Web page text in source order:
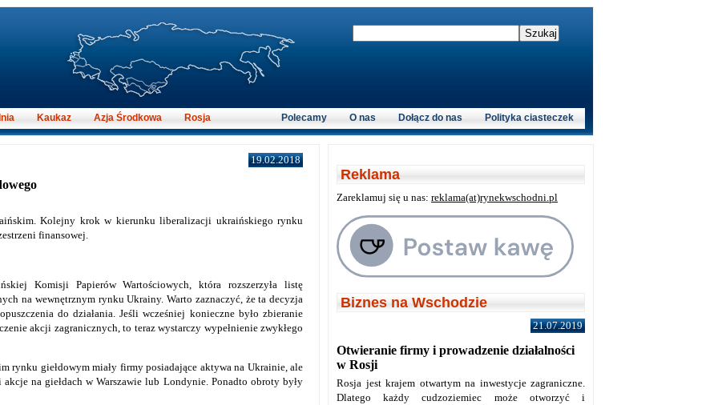
19.02.2018
Kolejny krok w kierunku liberalizacji ukraińskiego rynku
finansowej.
Komisji Papierów Wartościowych, która rozszerzyła listę
na wewnętrznym rynku Ukrainy. Warto zaznaczyć, że ta decyzja
do działania. Jeśli wcześniej konieczne było zbieranie
akcji zagranicznych, to teraz wystarczy wypełnienie zwykłego
rynku giełdowym miały firmy posiadające aktywa na Ukrainie, ale
na giełdach w Warszawie lub Londynie. Ponadto obroty były
Kaukaz Azja Środkowa Rosja Polityka ciasteczek
Dołącz do nas
O nas
Polecamy
Reklama
Zareklamuj się u nas: reklama(at)rynekwschodni.pl
Biznes na Wschodzie
21.07.2019
Otwieranie firmy i prowadzenie działalności
w Rosji
Rosja jest krajem otwartym na inwestycje zagraniczne.
Dlatego każdy cudzoziemiec może otworzyć i